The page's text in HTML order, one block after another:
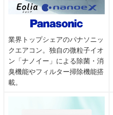
業界トップシェアのパナソニッ
クエアコン。独自の微粒子イオ
ン「ナノイー」による除菌・消
臭機能やフィルター掃除機能搭
載。